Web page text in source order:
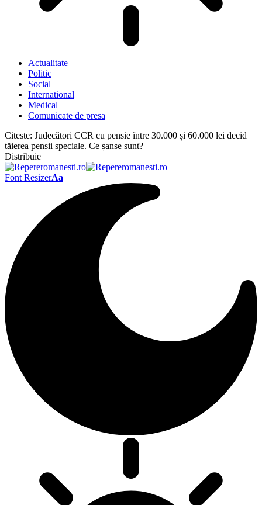
Actualitate
Politic
Social
International
Medical
Comunicate de presa
Citeste: Judecători CCR cu pensie între 30.000 și 60.000 lei decid
tăierea pensii speciale. Ce șanse sunt?
Distribuie
Font ResizerAa